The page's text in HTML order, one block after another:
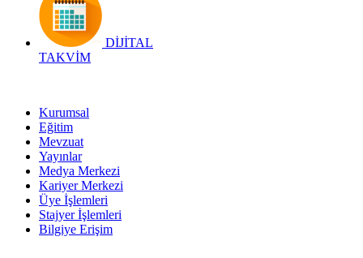
DİJİTAL
TAKVİM
Kurumsal
Eğitim
Mevzuat
Yayınlar
Medya Merkezi
Kariyer Merkezi
Üye İşlemleri
Stajyer İşlemleri
Bilgiye Erişim